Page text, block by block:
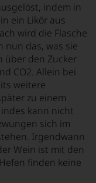
indem in
ein Likör aus
wird die Flasche
nun das, was sie
über den Zucker
CO2. Allein bei
weitere
zu einem
indes kann nicht
sich im
Irgendwann
Wein ist mit den
finden keine